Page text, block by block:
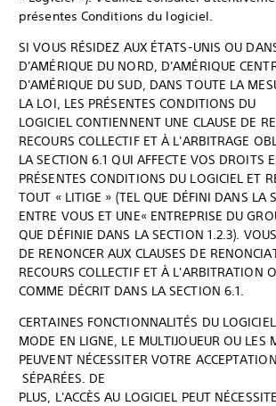
présentes Conditions du logiciel.
SI VOUS RÉSIDEZ AUX ÉTATS-UNIS OU
D'AMÉRIQUE DU NORD, D'AMÉRIQUE
D'AMÉRIQUE DU SUD, DANS TOUTE LA
LA LOI, LES PRÉSENTES CONDITIONS DU
LOGICIEL CONTIENNENT UNE CLAUSE DE
RECOURS COLLECTIF ET À L'ARBITRAGE
LA SECTION 6.1 QUI AFFECTE VOS DROITS
PRÉSENTES CONDITIONS DU LOGICIEL ET
TOUT « LITIGE » (TEL QUE DÉFINI DANS LA
ENTRE VOUS ET UNE« ENTREPRISE DU
QUE DÉFINIE DANS LA SECTION 1.2.3).
DE RENONCER AUX CLAUSES DE
RECOURS COLLECTIF ET À L'ARBITRATION
COMME DÉCRIT DANS LA SECTION 6.1.
CERTAINES FONCTIONNALITÉS DU
MODE EN LIGNE, LE MULTIJOUEUR OU LES
PEUVENT NÉCESSITER VOTRE
SÉPARÉES. DE
PLUS, L'ACCÈS AU LOGICIEL PEUT